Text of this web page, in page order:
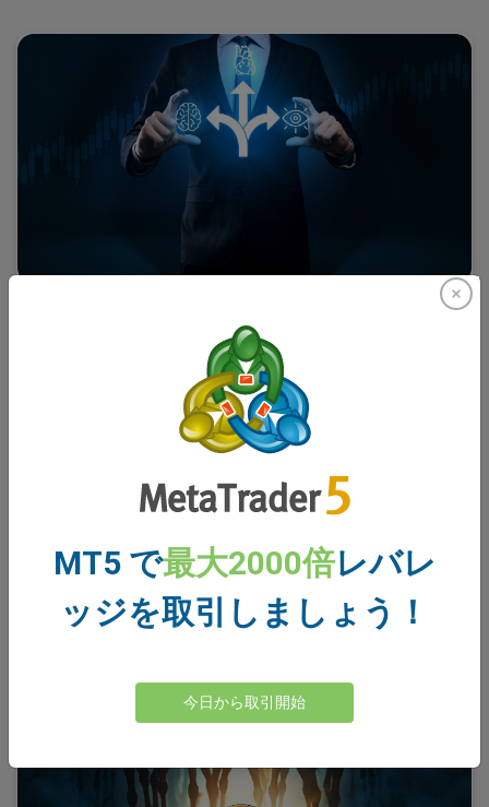
王者の選択 トレーディングにおける意思決定をマス
前回は、特にAI大手のエヌビディアの通常好調な株価が予想
外に下落したようなサプライズに直面した場合、トレーディ
続きを読む
MT5 で最大2000倍レバレ
ッジを取引しましょう！
今日から取引開始